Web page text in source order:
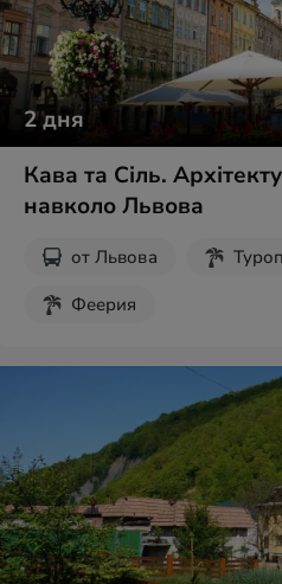
2дня
Кава та Сіль.
навколо Львова
от Львова
Феерия